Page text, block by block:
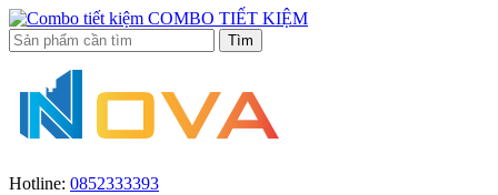
COMBO TIẾT KIỆM
Hotline: 0852333393